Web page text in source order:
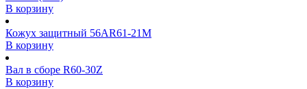
В корзину
Кожух защитный 56AR61-21M
В корзину
Вал в сборе R60-30Z
В корзину